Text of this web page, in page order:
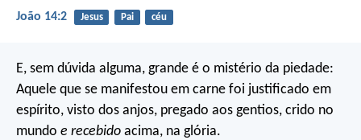
João 14:2 Jesus Pai céu
E, sem dúvida alguma, grande é o mistério da piedade:
Aquele que se manifestou em carne foi justificado em
espírito, visto dos anjos, pregado aos gentios, crido no
mundo e recebido acima, na glória.